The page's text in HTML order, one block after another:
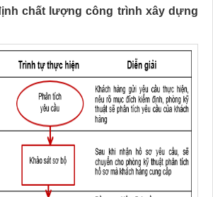
chất lượng công trình xây dựng